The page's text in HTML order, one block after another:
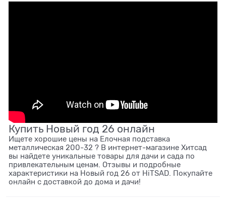
Купить Новый год 26 онлайн
Ищете хорошие цены на Елочная подставка
металлическая 200-32 ? В интернет-магазине Хитсад
вы найдете уникальные товары для дачи и сада по
привлекательным ценам. Отзывы и подробные
характеристики на Новый год 26 от HiTSAD. Покупайте
онлайн с доставкой до дома и дачи!